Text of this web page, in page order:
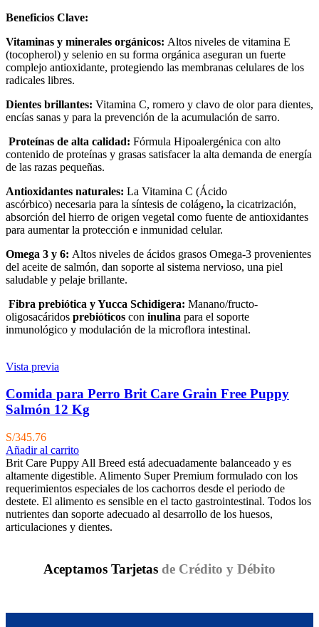
Beneficios Clave:
Vitaminas y minerales orgánicos: Altos niveles de vitamina E
(tocopherol) y selenio en su forma orgánica aseguran un fuerte
complejo antioxidante, protegiendo las membranas celulares de los
radicales libres.
Dientes brillantes: Vitamina C, romero y clavo de olor para dientes,
encías sanas y para la prevención de la acumulación de sarro.
Proteínas de alta calidad: Fórmula Hipoalergénica con alto
contenido de proteínas y grasas satisfacer la alta demanda de energía
de las razas pequeñas.
Antioxidantes naturales: La Vitamina C (Ácido
ascórbico) necesaria para la síntesis de colágeno, la cicatrización,
absorción del hierro de origen vegetal como fuente de antioxidantes
para aumentar la protección e inmunidad celular.
Omega 3 y 6: Altos niveles de ácidos grasos Omega-3 provenientes
del aceite de salmón, dan soporte al sistema nervioso, una piel
saludable y pelaje brillante.
Fibra prebiótica y Yucca Schidigera: Manano/fructo-
oligosacáridos prebióticos con inulina para el soporte
inmunológico y modulación de la microflora intestinal.
Vista previa
Comida para Perro Brit Care Grain Free Puppy
Salmón 12 Kg
S/345.76
Añadir al carrito
Brit Care Puppy All Breed está adecuadamente balanceado y es
altamente digestible. Alimento Super Premium formulado con los
requerimientos especiales de los cachorros desde el periodo de
destete. El alimento es sensible en el tacto gastrointestinal. Todos los
nutrientes dan soporte adecuado al desarrollo de los huesos,
articulaciones y dientes.
Aceptamos Tarjetas de Crédito y Débito